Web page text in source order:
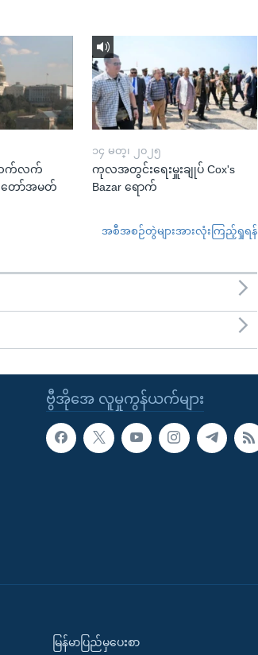
ဆက်လက်
ော်အမတ်
၁၄ မတ္၊ ၂၀၂၅
ကုလအတွင်းရေးမှူးချုပ် Cox's
Bazar ရောက်
အစီအစဉ်တွဲများအားလုံးကြည့်ရှုရန်
ဗွီအိုအေ လူမှုကွန်ယက်များ
မြန်မာပြည်မှပေးစာ